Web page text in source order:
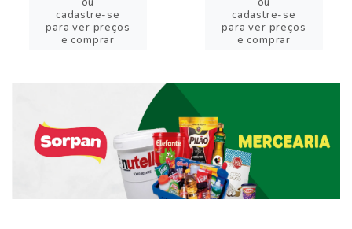
cadastre-se
para ver preços
e comprar
cadastre-se
para ver preços
e comprar